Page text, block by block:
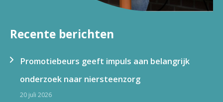
Recente berichten
Promotiebeurs geeft impuls aan belangrijk
onderzoek naar niersteenzorg
20 juli 2026